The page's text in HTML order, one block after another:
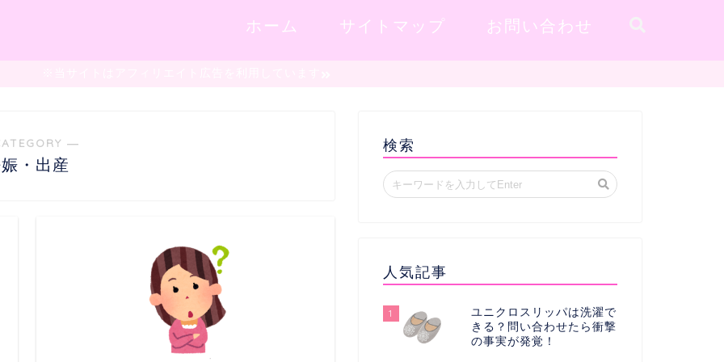
ホーム サイトマップ お問い合わせ
―
・出産
検索
人気記事
1
ユニクロスリッパは洗濯で
きる？問い合わせたら衝撃
の事実が発覚！